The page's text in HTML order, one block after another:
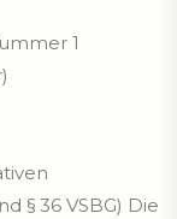
1
§ 36 VSBG) Die